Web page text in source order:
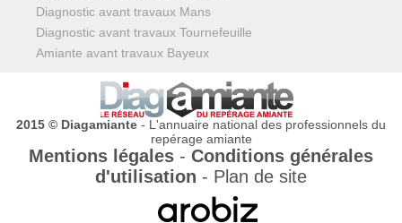
Diagnostic avant travaux Mans
Diagnostic avant travaux Tournefeuille
Amiante avant travaux Bayeux
2015 © Diagamiante - L'annuaire national des professionnels du
repérage amiante
Mentions légales - Conditions générales
d'utilisation - Plan de site